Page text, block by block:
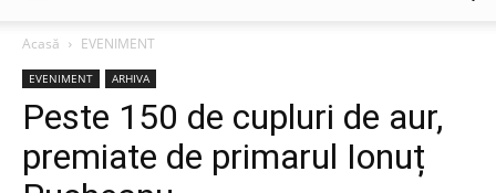
Acasă
EVENIMENT
EVENIMENT ARHIVA
Peste 150 de cupluri de aur,
premiate de primarul Ionuț